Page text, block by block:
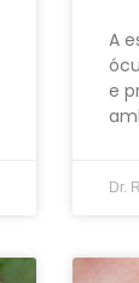
A
e
Dr.